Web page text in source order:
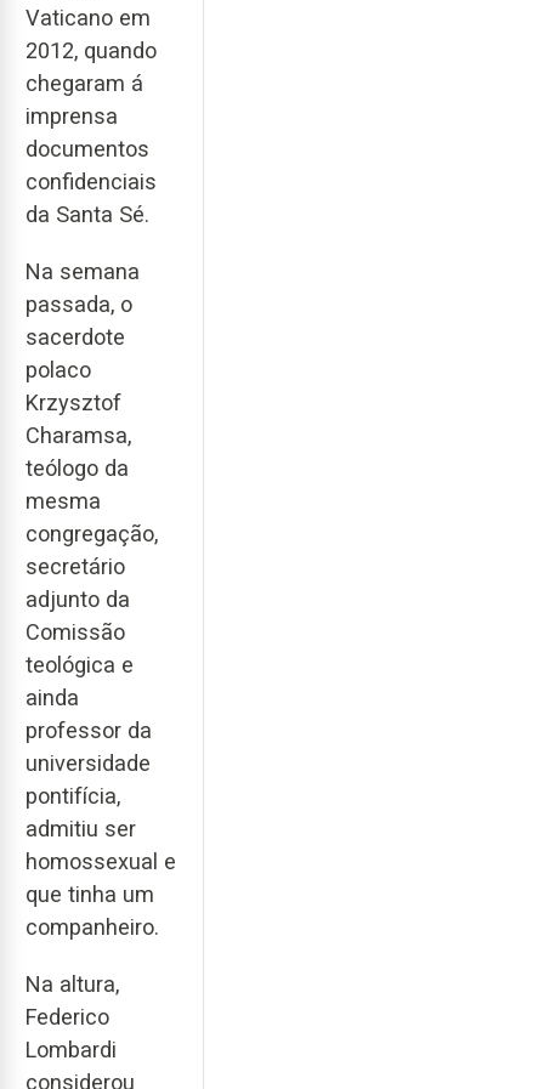
Vaticano em
2012, quando
chegaram á
imprensa
documentos
confidenciais
da Santa Sé.
Na semana
passada, o
sacerdote
polaco
Krzysztof
Charamsa,
teólogo da
mesma
congregação,
secretário
adjunto da
Comissão
teológica e
ainda
professor da
universidade
pontifícia,
admitiu ser
homossexual e
que tinha um
companheiro.
Na altura,
Federico
Lombardi
considerou